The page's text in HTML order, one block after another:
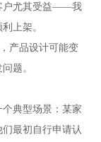
户尤其受益——我
上架。
产品设计可能变
题。
典型场景：某家
最初自行申请认